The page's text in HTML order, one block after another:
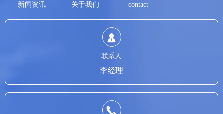
新闻资讯
关于我们 contact
联系人
李经理